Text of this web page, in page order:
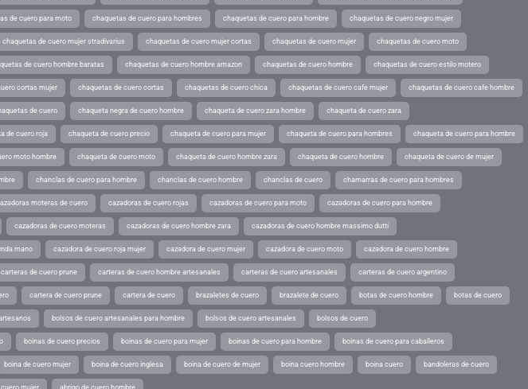
de cuero para moto chaquetas de cuero para hombres chaquetas de cuero para hombre chaquetas de cuero negro mujer
chaquetas de cuero mujer stradivarius chaquetas de cuero mujer cortas chaquetas de cuero mujer chaquetas de cuero moto
de cuero hombre baratas chaquetas de cuero hombre amazon chaquetas de cuero hombre chaquetas de cuero estilo motero
cortas mujer chaquetas de cuero cortas chaquetas de cuero chica chaquetas de cuero cafe mujer chaquetas de cuero cafe hombre
de cuero chaqueta negra de cuero hombre chaqueta de cuero zara hombre chaqueta de cuero zara
de cuero roja chaqueta de cuero precio chaqueta de cuero para mujer chaqueta de cuero para hombres chaqueta de cuero para hombre
moto hombre chaqueta de cuero moto chaqueta de cuero hombre zara chaqueta de cuero hombre chaqueta de cuero de mujer
chanclas de cuero para hombre chanclas de cuero hombre chanclas de cuero chamarras de cuero para hombres
moteras de cuero cazadoras de cuero rojas cazadoras de cuero para moto cazadoras de cuero para hombre
cazadoras de cuero moteras cazadoras de cuero hombre zara cazadoras de cuero hombre massimo dutti
mano cazadora de cuero roja mujer cazadora de cuero mujer cazadora de cuero moto cazadora de cuero hombre
carteras de cuero prune carteras de cuero hombre artesanales carteras de cuero artesanales carteras de cuero argentino
cartera de cuero prune cartera de cuero brazaletes de cuero brazalete de cuero botas de cuero hombre botas de cuero
bolsos de cuero artesanales para hombre bolsos de cuero artesanales bolsos de cuero
boinas de cuero precios boinas de cuero para mujer boinas de cuero para hombre boinas de cuero para caballeros
boina de cuero mujer boina de cuero inglesa boina de cuero de mujer boina cuero hombre boina cuero bandoleras de cuero
mujer abrigo de cuero hombre